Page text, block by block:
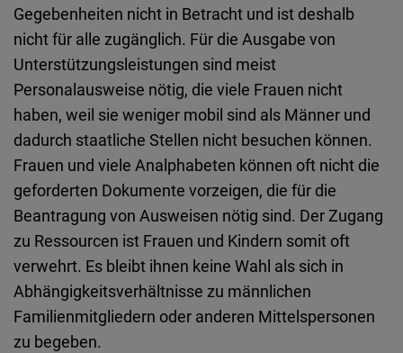
Gegebenheiten nicht in Betracht und ist deshalb
nicht für alle zugänglich. Für die Ausgabe von
Unterstützungsleistungen sind meist
Personalausweise nötig, die viele Frauen nicht
haben, weil sie weniger mobil sind als Männer und
dadurch staatliche Stellen nicht besuchen können.
Frauen und viele Analphabeten können oft nicht die
geforderten Dokumente vorzeigen, die für die
Beantragung von Ausweisen nötig sind. Der Zugang
zu Ressourcen ist Frauen und Kindern somit oft
verwehrt. Es bleibt ihnen keine Wahl als sich in
Abhängigkeitsverhältnisse zu männlichen
Familienmitgliedern oder anderen Mittelspersonen
zu begeben.